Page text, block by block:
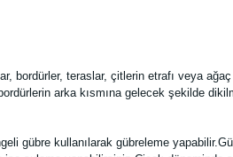
bordürler, teraslar, çitlerin etrafı veya
arka kısmına gelecek şekilde
gübre kullanılarak gübreleme